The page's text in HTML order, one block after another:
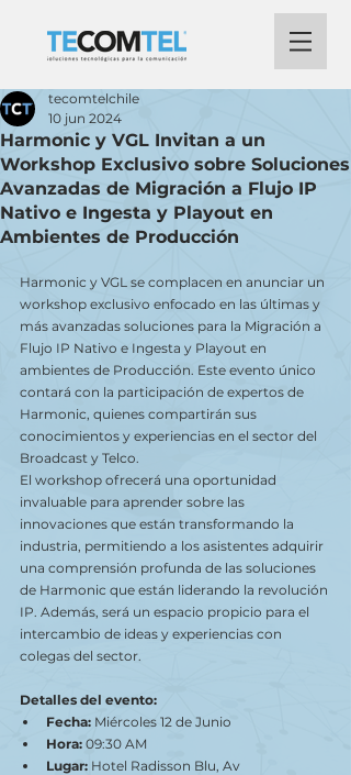
Harmonic y VGL Invitan a un
Workshop Exclusivo sobre Soluciones
Avanzadas de Migración a Flujo IP
Nativo e Ingesta y Playout en
Ambientes de Producción
tecomtelchile
10 jun 2024
Harmonic y VGL se complacen en anunciar un
workshop exclusivo enfocado en las últimas y
más avanzadas soluciones para la Migración a
Flujo IP Nativo e Ingesta y Playout en
ambientes de Producción. Este evento único
contará con la participación de expertos de
Harmonic, quienes compartirán sus
conocimientos y experiencias en el sector del
Broadcast y Telco.
El workshop ofrecerá una oportunidad
invaluable para aprender sobre las
innovaciones que están transformando la
industria, permitiendo a los asistentes adquirir
una comprensión profunda de las soluciones
de Harmonic que están liderando la revolución
IP. Además, será un espacio propicio para el
intercambio de ideas y experiencias con
colegas del sector.
Detalles del evento:
Fecha: Miércoles 12 de Junio
Hora: 09:30 AM
Lugar: Hotel Radisson Blu, Av